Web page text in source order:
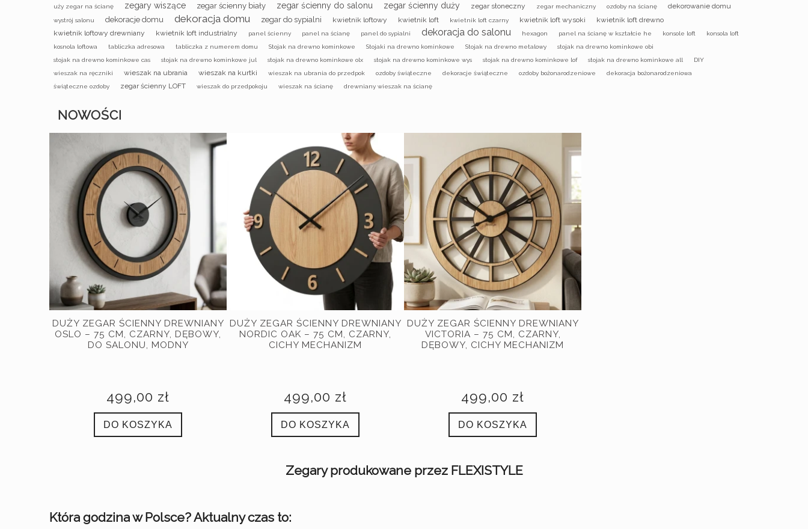
uży zegar na ścianę zegary wiszące zegar ścienny biały zegar ścienny do salonu zegar ścienny duży zegar słoneczny zegar mechaniczny ozdoby na ścianę dekorowanie domu
wystrój salonu dekoracje domu dekoracja domu zegar do sypialni kwietnik loftowy kwietnik loft kwietnik loft czarny kwietnik loft wysoki
kwietnik loft drewno
kwietnik loftowy drewniany
kwietnik loft industrialny panel ścienny panel na ścianę panel do sypialni dekoracja do salonu hexagon panel na ścianę w kształcie he konsole loft
konsola loft
kosnola loftowa
tabliczka adresowa tabliczka z numerem domu Stojak na drewno kominkowe Stojaki na drewno kominkowe Stojak na drewno metalowy
stojak na drewno kominkowe obi
stojak na drewno kominkowe cas
stojak na drewno kominkowe jul stojak na drewno kominkowe olx stojak na drewno kominkowe wys stojak na drewno kominkowe lof stojak na drewno kominkowe all
DIY
wieszak na ręczniki
wieszak na ubrania wieszak na kurtki wieszak na ubrania do przedpok ozdoby świąteczne dekoracje świąteczne ozdoby bożonarodzeniowe
dekoracja bożonarodzeniowa
świąteczne ozdoby
zegar ścienny LOFT wieszak do przedpokoju wieszak na ścianę drewniany wieszak na ścianę
NOWOŚCI
DUŻY ZEGAR ŚCIENNY DREWNIANY
OSLO – 75 CM, CZARNY, DĘBOWY,
DO SALONU, MODNY
499,00 zł
DO KOSZYKA
DUŻY ZEGAR ŚCIENNY DREWNIANY
NORDIC OAK – 75 CM, CZARNY,
CICHY MECHANIZM
499,00 zł
DO KOSZYKA
DUŻY ZEGAR ŚCIENNY DREWNIANY
VICTORIA – 75 CM, CZARNY,
DĘBOWY, CICHY MECHANIZM
499,00 zł
DO KOSZYKA
Zegary produkowane przez FLEXISTYLE
Która godzina w Polsce? Aktualny czas to: